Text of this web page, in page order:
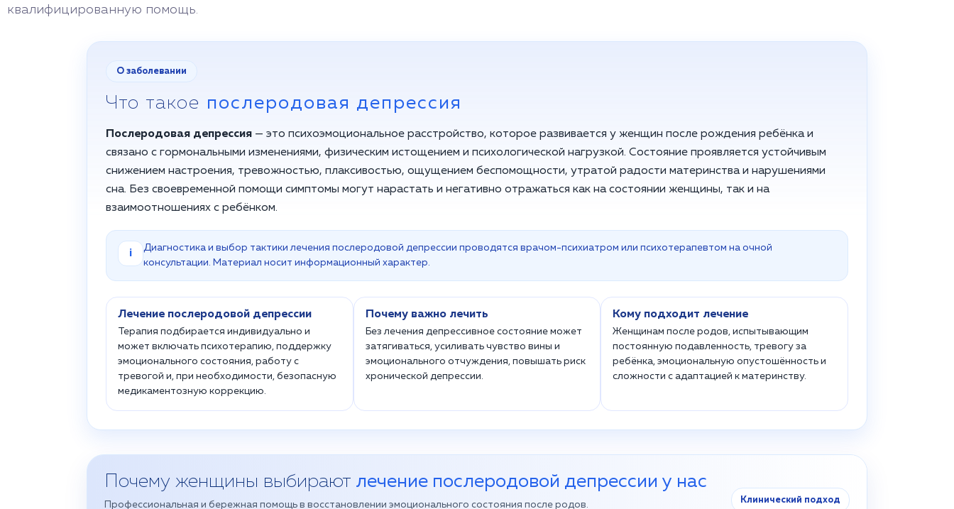
квалифицированную помощь.
О заболевании
Что такое послеродовая депрессия
Послеродовая депрессия — это психоэмоциональное расстройство, которое развивается у женщин после рождения ребёнка и
связано с гормональными изменениями, физическим истощением и психологической нагрузкой. Состояние проявляется устойчивым
снижением настроения, тревожностью, плаксивостью, ощущением беспомощности, утратой радости материнства и нарушениями
сна. Без своевременной помощи симптомы могут нарастать и негативно отражаться как на состоянии женщины, так и на
взаимоотношениях с ребёнком.
i
Диагностика и выбор тактики лечения послеродовой депрессии проводятся врачом-психиатром или психотерапевтом на очной
консультации. Материал носит информационный характер.
Лечение послеродовой депрессии
Терапия подбирается индивидуально и
может включать психотерапию, поддержку
эмоционального состояния, работу с
тревогой и, при необходимости, безопасную
медикаментозную коррекцию.
Почему важно лечить
Без лечения депрессивное состояние может
затягиваться, усиливать чувство вины и
эмоционального отчуждения, повышать риск
хронической депрессии.
Кому подходит лечение
Женщинам после родов, испытывающим
постоянную подавленность, тревогу за
ребёнка, эмоциональную опустошённость и
сложности с адаптацией к материнству.
Почему женщины выбирают лечение послеродовой депрессии у нас
Профессиональная и бережная помощь в восстановлении эмоционального состояния после родов. Клинический подход